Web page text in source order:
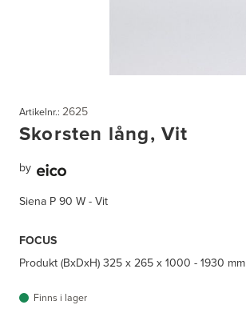
Artikelnr.: 2625
Skorsten lång, Vit
by
Siena P 90 W - Vit
FOCUS
Produkt (BxDxH)325 x 265 x 1000 - 1930 mm
Finns i lager